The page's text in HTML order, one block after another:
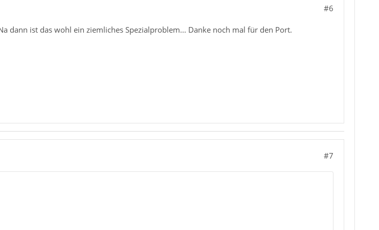
#6
dann ist das wohl ein ziemliches Spezialproblem... Danke noch mal für den Port.
#7